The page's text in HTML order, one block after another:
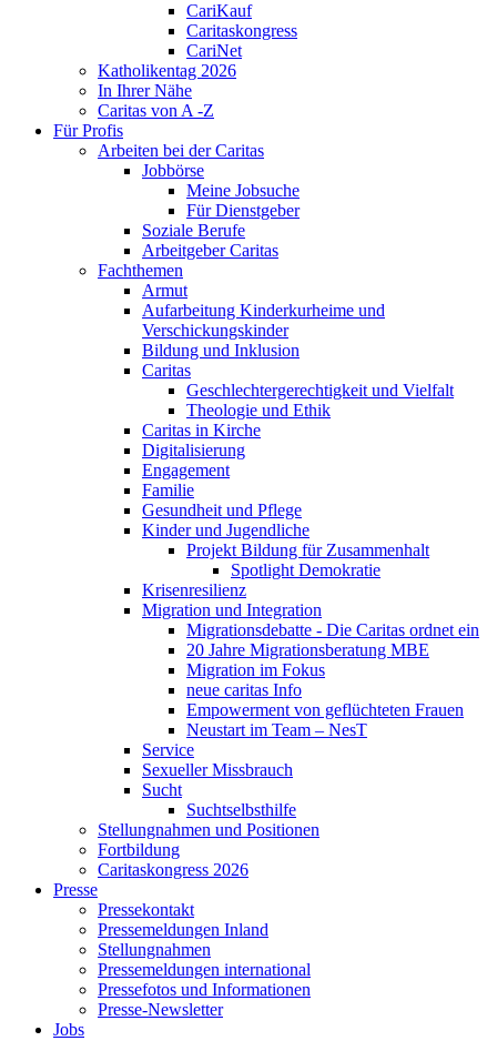
CariKauf
Caritaskongress
CariNet
Katholikentag 2026
In Ihrer Nähe
Caritas von A -Z
Für Profis
Arbeiten bei der Caritas
Jobbörse
Meine Jobsuche
Für Dienstgeber
Soziale Berufe
Arbeitgeber Caritas
Fachthemen
Armut
Aufarbeitung Kinderkurheime und
Verschickungskinder
Bildung und Inklusion
Caritas
Geschlechtergerechtigkeit und Vielfalt
Theologie und Ethik
Caritas in Kirche
Digitalisierung
Engagement
Familie
Gesundheit und Pflege
Kinder und Jugendliche
Projekt Bildung für Zusammenhalt
Spotlight Demokratie
Krisenresilienz
Migration und Integration
Migrationsdebatte - Die Caritas ordnet ein
20 Jahre Migrationsberatung MBE
Migration im Fokus
neue caritas Info
Empowerment von geflüchteten Frauen
Neustart im Team – NesT
Service
Sexueller Missbrauch
Sucht
Suchtselbsthilfe
Stellungnahmen und Positionen
Fortbildung
Caritaskongress 2026
Presse
Pressekontakt
Pressemeldungen Inland
Stellungnahmen
Pressemeldungen international
Pressefotos und Informationen
Presse-Newsletter
Jobs